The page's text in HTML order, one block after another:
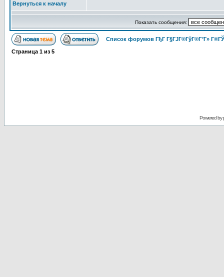
Вернуться к началу
Показать сообщения:
Список форумов ГђГ Г§ГЈГ®ГўГ®Г°Г»
Страница 1 из 5
Powered by